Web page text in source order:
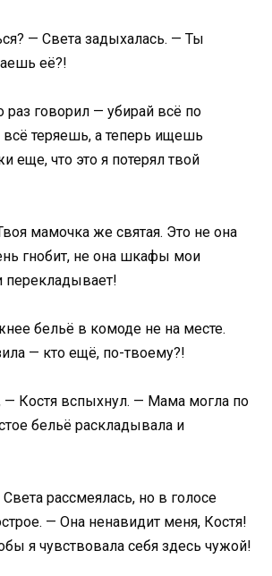
— Света задыхалась. — Ты
её?!
раз говорил — убирай всё по
теряешь, а теперь ищешь
еще, что это я потерял твой
мамочка же святая. Это не она
гнобит, не она шкафы мои
перекладывает!
бельё в комоде не на месте.
— кто ещё, по-твоему?!
Костя вспыхнул. — Мама могла по
бельё раскладывала и
рассмеялась, но в голосе
— Она ненавидит меня, Костя!
я чувствовала себя здесь чужой!